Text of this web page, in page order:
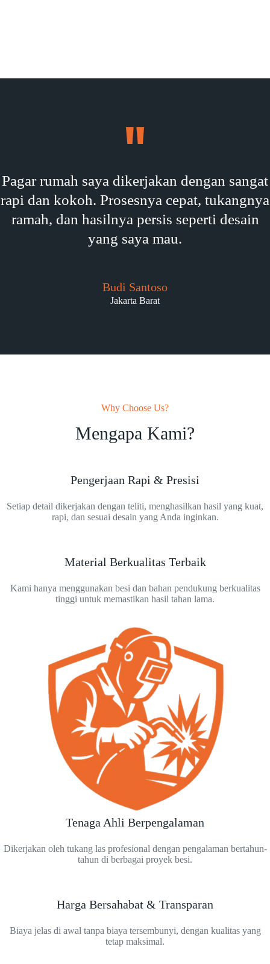
Pagar rumah saya dikerjakan dengan sangat
rapi dan kokoh. Prosesnya cepat, tukangnya
ramah, dan hasilnya persis seperti desain
yang saya mau.
Budi Santoso
Jakarta Barat
Why Choose Us?
Mengapa Kami?
Pengerjaan Rapi & Presisi
Setiap detail dikerjakan dengan teliti, menghasilkan hasil yang kuat,
rapi, dan sesuai desain yang Anda inginkan.
Material Berkualitas Terbaik
Kami hanya menggunakan besi dan bahan pendukung berkualitas
tinggi untuk memastikan hasil tahan lama.
Tenaga Ahli Berpengalaman
Dikerjakan oleh tukang las profesional dengan pengalaman bertahun-
tahun di berbagai proyek besi.
Harga Bersahabat & Transparan
Biaya jelas di awal tanpa biaya tersembunyi, dengan kualitas yang
tetap maksimal.